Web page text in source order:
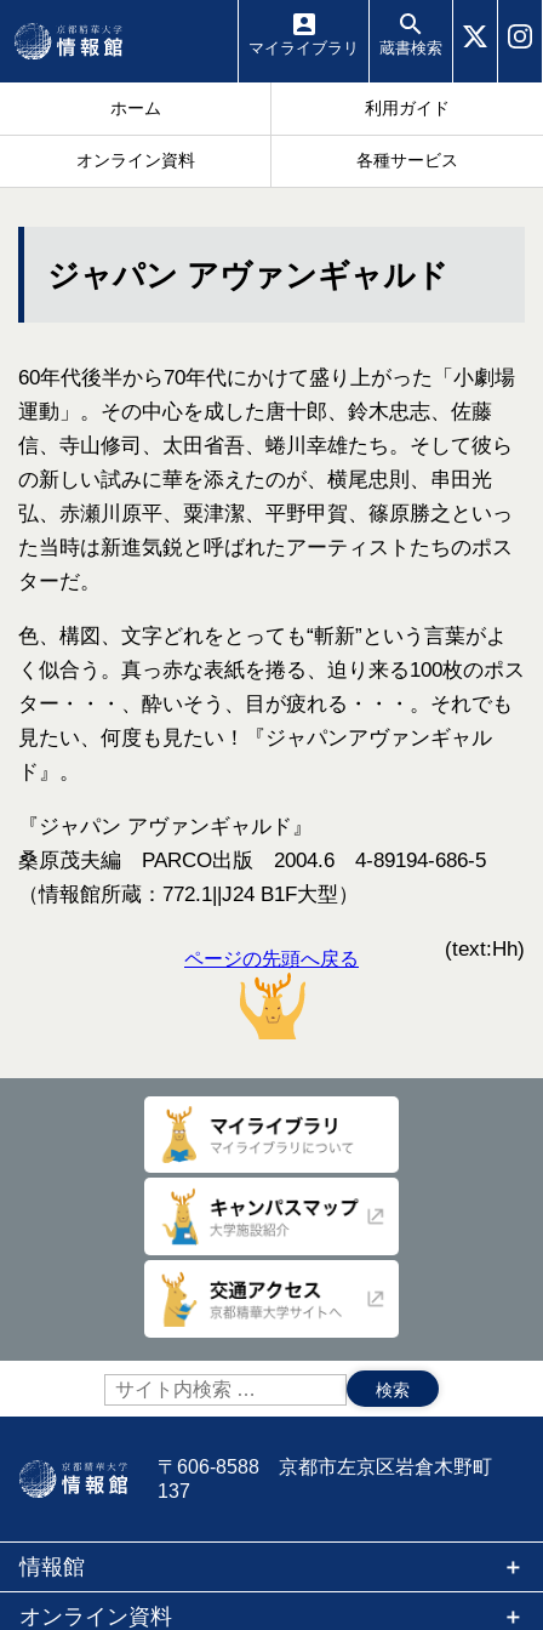
マイ ライブラリ 蔵書検索
ホーム 利用ガイド
オンライン資料 各種サービス
ジャパン アヴァンギャルド
60年代後半から70年代にかけて盛り上がった「小劇場
運動」。その中心を成した唐十郎、鈴木忠志、佐藤
信、寺山修司、太田省吾、蜷川幸雄たち。そして彼ら
の新しい試みに華を添えたのが、横尾忠則、串田光
弘、赤瀬川原平、粟津潔、平野甲賀、篠原勝之といっ
た当時は新進気鋭と呼ばれたアーティストたちのポス
ターだ。
色、構図、文字どれをとっても“斬新”という言葉がよ
く似合う。真っ赤な表紙を捲る、迫り来る100枚のポス
ター・・・、酔いそう、目が疲れる・・・。それでも
見たい、何度も見たい！『ジャパンアヴァンギャル
ド』。
『ジャパン アヴァンギャルド』
桑原茂夫編 PARCO出版 2004.6 4-89194-686-5
（情報館所蔵：772.1||J24 B1F大型）
(text:Hh)
ページの先頭へ戻る
サ
イ
ト
検
索:
〒606-8588 京都市左京区岩倉木野町
137
情報館
オンライン資料